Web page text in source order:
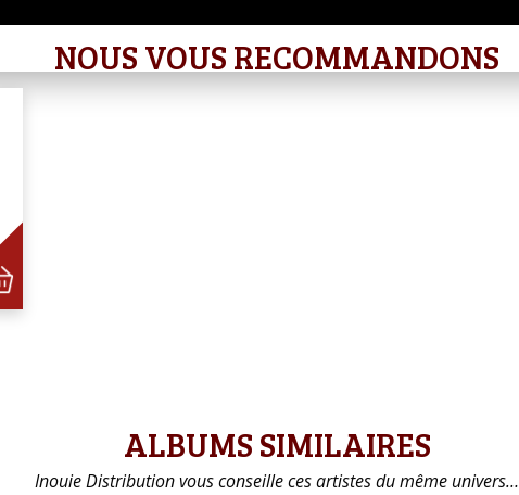
NOUS VOUS RECOMMANDONS
ALBUMS SIMILAIRES
Inouie Distribution vous conseille ces artistes du même univers…